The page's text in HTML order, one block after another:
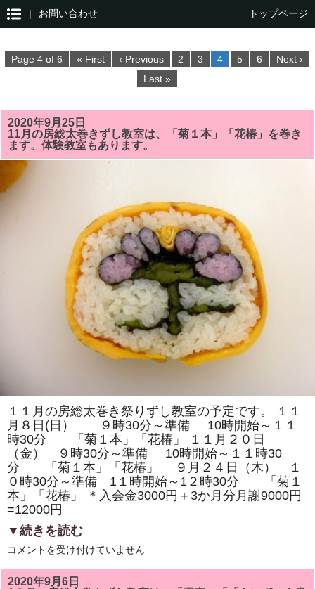
| お問い合わせ トップページ
Page 4 of 6 « First ‹ Previous 2 3 4 5 6
Next ›
Last »
2020年9月25日
11月の房総太巻きずし教室は、「菊１本」「花椿」を巻き
ます。体験教室もあります。
１１月の房総太巻き祭りずし教室の予定です。 １１
月８日(日） ９時30分～準備 10時開始～１１
時30分 「菊１本」「花椿」 １１月２０日
（金） ９時30分～準備 10時開始～１１時30
分 「菊１本」「花椿」 ９月２４日（木） １
０時30分～準備 1１時開始～1２時30分 「菊１
本」「花椿」 ＊入会金3000円＋3か月分月謝9000円
=12000円
▼続きを読む
11
の
房
コメントを受け付けていません
2020年9月6日